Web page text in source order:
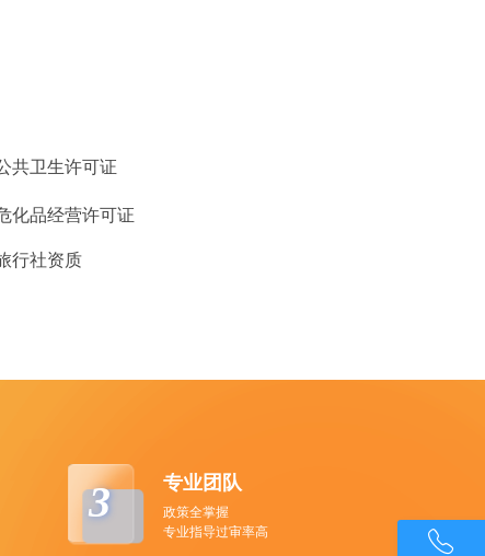
共卫生许可证
化品经营许可证
行社资质
3 专业团队
政策全掌握
专业指导过审率高
